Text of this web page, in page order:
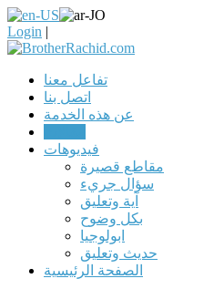
Login |
تفاعل معنا
اتصل بنا
عن هذه الخدمة
فيديوهات
مقاطع قصيرة
سؤال جريء
آية وتعليق
بكل وضوح
ابولوجيا
حديث وتعليق
الصفحة الرئيسية